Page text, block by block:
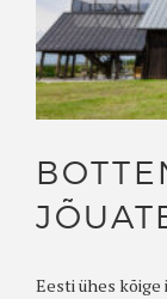
Eesti ühes kõige